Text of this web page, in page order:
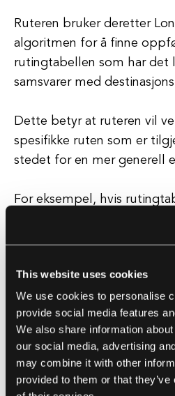
This website uses cookies
We use cookies to personalise
provide social media features
We also share information
our social media, advertising
may combine it with other
provided to them or that
Ruteren bruker deretter
algoritmen for å finne
rutingtabellen som har det
samsvarer med
Dette betyr at ruteren vil
spesifikke ruten som er
stedet for en mer generell
For eksempel, hvis
192.168.1.128/25, og
oppføringen
lengre prefiks samsvar enn
oppføringen.
Longest Prefix Match er
ruting i store nettverk, da